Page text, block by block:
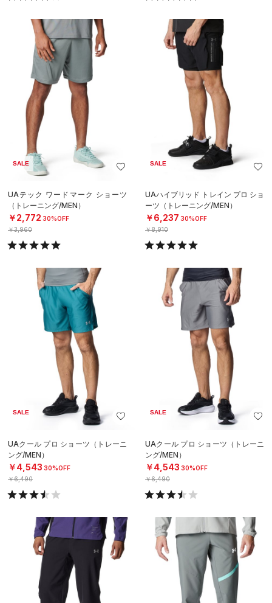
SALE
UAテック ワードマーク ショーツ
（トレーニング/MEN）
￥2,772 30%OFF
￥3,960
SALE
UAハイブリッド トレイン プロ ショ
ーツ（トレーニング/MEN）
￥6,237 30%OFF
￥8,910
SALE
UAクール プロ ショーツ（トレーニ
ング/MEN）
￥4,543 30%OFF
￥6,490
SALE
UAクール プロ ショーツ（トレーニ
ング/MEN）
￥4,543 30%OFF
￥6,490